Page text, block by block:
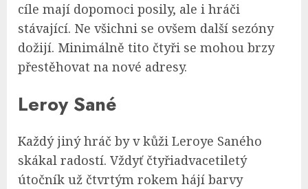
cíle mají dopomoci posily, ale i hráči
stávající. Ne všichni se ovšem další sezóny
dožijí. Minimálně tito čtyři se mohou brzy
přestěhovat na nové adresy.
Leroy Sané
Každý jiný hráč by v kůži Leroye Saného
skákal radostí. Vždyť čtyřiadvacetiletý
útočník už čtvrtým rokem hájí barvy